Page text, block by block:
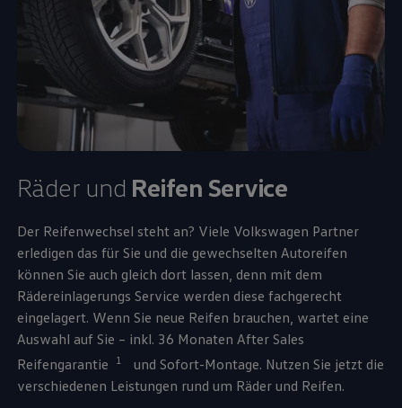
Räder und Reifen Service
Der Reifenwechsel steht an? Viele Volkswagen Partner
erledigen das für Sie und die gewechselten Autoreifen
können Sie auch gleich dort lassen, denn mit dem
Rädereinlagerungs Service werden diese fachgerecht
eingelagert. Wenn Sie neue Reifen brauchen, wartet eine
Auswahl auf Sie – inkl. 36 Monaten After Sales
Reifengarantie
1
und Sofort-Montage. Nutzen Sie jetzt die
verschiedenen Leistungen rund um Räder und Reifen.